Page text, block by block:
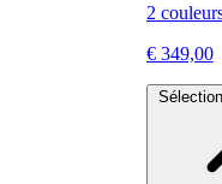
2
€ 349,00